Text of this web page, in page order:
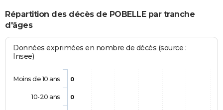
Répartition des décès de POBELLE par tranche
d'âges
Données exprimées en nombre de décès (source :
Insee)
0
0
Moins de 10 ans
10-20 ans